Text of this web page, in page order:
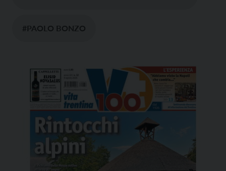
#PAOLO BONZO